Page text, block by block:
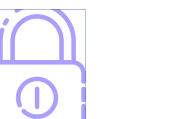
havet eller i Visbys
kulturmiljö? För
som sällan har
bygglovsregler
både ...